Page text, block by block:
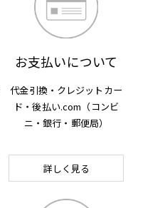
お支払いについて
代金引換・クレジットカー
ド・後払い.com （コンビ
ニ・銀行・郵便局）
詳しく見る